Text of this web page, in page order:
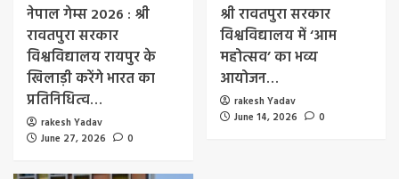
नेपाल गेम्स 2026 : श्री
रावतपुरा सरकार
विश्वविद्यालय रायपुर के
खिलाड़ी करेंगे भारत का
प्रतिनिधित्व…
rakesh Yadav
June 27, 2026
0
श्री रावतपुरा सरकार
विश्वविद्यालय में ‘आम
महोत्सव’ का भव्य
आयोजन…
rakesh Yadav
June 14, 2026
0